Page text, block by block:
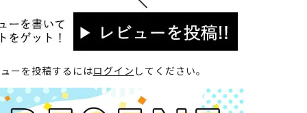
ーを投稿するにはログイン してください。